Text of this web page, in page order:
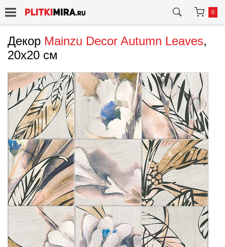
0
Декор Mainzu Decor Autumn Leaves,
20x20 см